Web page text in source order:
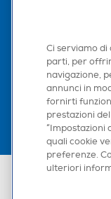
Scarica la nostra
Euronics Italia SpA.
Ci serviamo
parti, per
navigazione,
annunci in
fornirti
prestazioni
“Impostazioni
quali cookie
preferenze.
ulteriori